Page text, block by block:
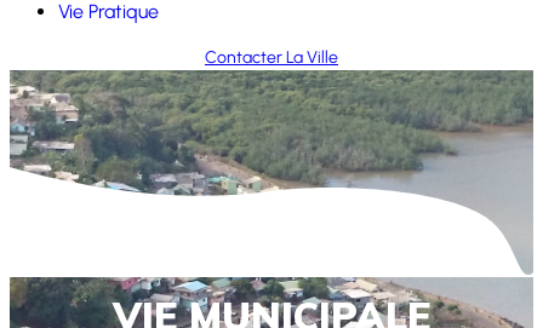
Vie Pratique
Contacter La Ville
VIE MUNICIPALE